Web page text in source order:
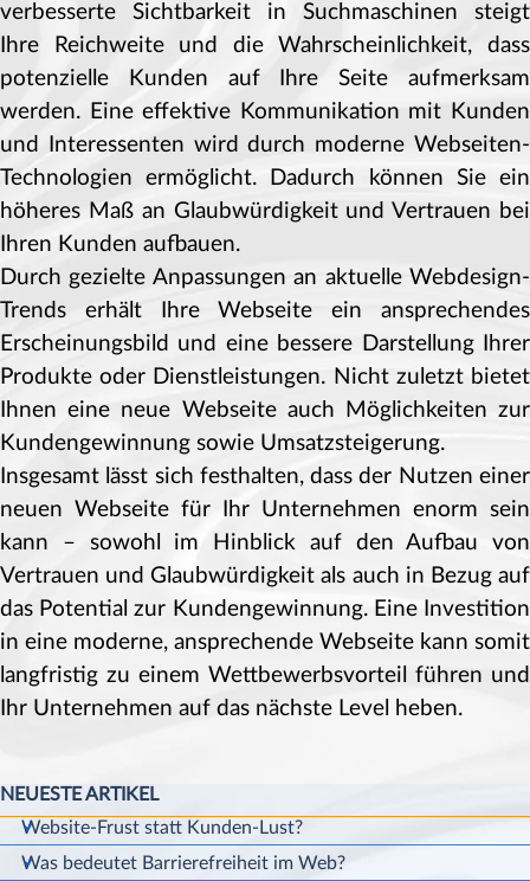
verbesserte Sichtbarkeit in Suchmaschinen steigt
Ihre Reichweite und die Wahrscheinlichkeit, dass
potenzielle Kunden auf Ihre Seite aufmerksam
werden. Eine effektive Kommunikation mit Kunden
und Interessenten wird durch moderne Webseiten-
Technologien ermöglicht. Dadurch können Sie ein
höheres Maß an Glaubwürdigkeit und Vertrauen bei
Ihren Kunden aufbauen.
Durch gezielte Anpassungen an aktuelle Webdesign-
Trends erhält Ihre Webseite ein ansprechendes
Erscheinungsbild und eine bessere Darstellung Ihrer
Produkte oder Dienstleistungen. Nicht zuletzt bietet
Ihnen eine neue Webseite auch Möglichkeiten zur
Kundengewinnung sowie Umsatzsteigerung.
Insgesamt lässt sich festhalten, dass der Nutzen einer
neuen Webseite für Ihr Unternehmen enorm sein
kann – sowohl im Hinblick auf den Aufbau von
Vertrauen und Glaubwürdigkeit als auch in Bezug auf
das Potential zur Kundengewinnung. Eine Investition
in eine moderne, ansprechende Webseite kann somit
langfristig zu einem Wettbewerbsvorteil führen und
Ihr Unternehmen auf das nächste Level heben.
Block überspringen NEUESTE ARTIKEL
NEUESTE ARTIKEL
Website-Frust statt Kunden-Lust?
Was bedeutet Barrierefreiheit im Web?